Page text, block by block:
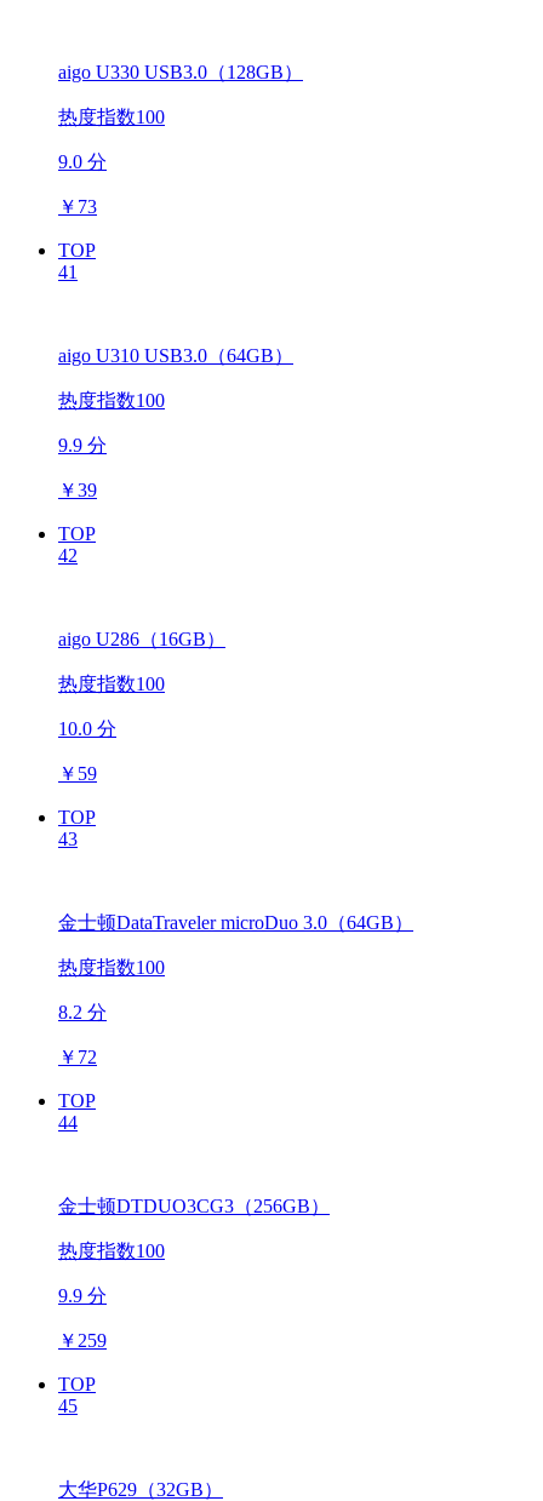
aigo U330 USB3.0（128GB）
热度指数100
9.0 分
￥ 73
TOP
41
aigo U310 USB3.0（64GB）
热度指数100
9.9 分
￥39
TOP
42
aigo U286（16GB）
热度指数100
10.0 分
￥ 59
TOP
43
金士顿DataTraveler microDuo 3.0（64GB）
热度指数100
8.2 分
￥ 72
TOP
44
金士顿DTDUO3CG3（256GB）
热度指数100
9.9 分
￥ 259
TOP
45
大华P629（32GB）